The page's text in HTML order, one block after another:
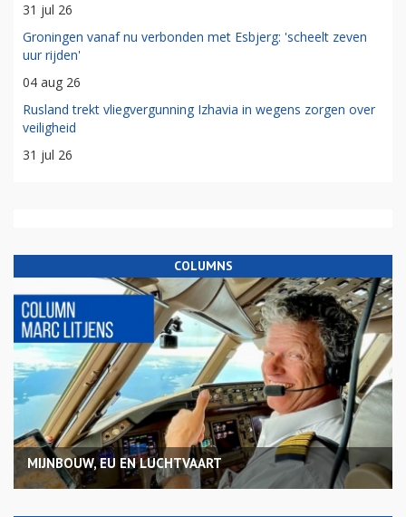
31 jul 26
Groningen vanaf nu verbonden met Esbjerg: 'scheelt zeven
uur rijden'
04 aug 26
Rusland trekt vliegvergunning Izhavia in wegens zorgen over
veiligheid
31 jul 26
COLUMNS
MIJNBOUW, EU EN LUCHTVAART